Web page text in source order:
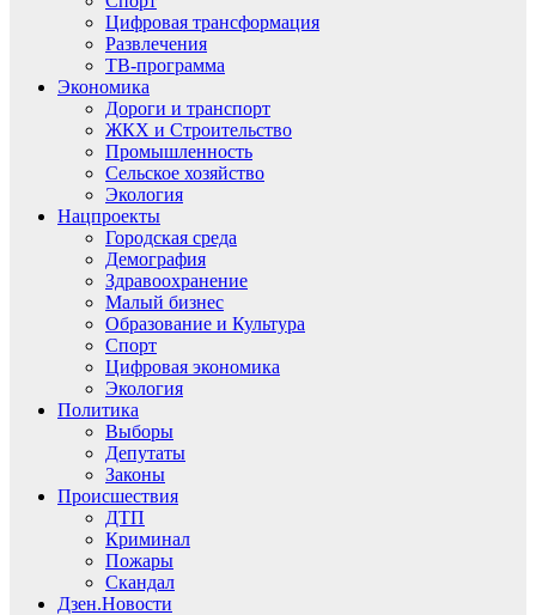
Цифровая трансформация
Развлечения
ТВ-программа
Экономика
Дороги и транспорт
ЖКХ и Строительство
Промышленность
Сельское хозяйство
Экология
Нацпроекты
Городская среда
Демография
Здравоохранение
Малый бизнес
Образование и Культура
Спорт
Цифровая экономика
Экология
Политика
Выборы
Депутаты
Законы
Происшествия
ДТП
Криминал
Пожары
Скандал
Дзен.Новости